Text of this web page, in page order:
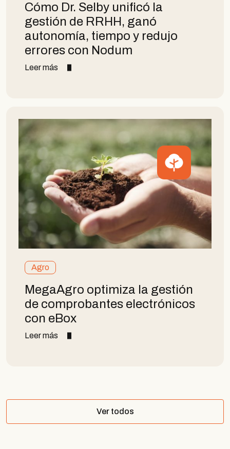
Cómo Dr. Selby unificó la
gestión de RRHH, ganó
autonomía, tiempo y redujo
errores con Nodum
Leer más
Agro
MegaAgro optimiza la gestión
de comprobantes electrónicos
con eBox
Leer más
Ver todos